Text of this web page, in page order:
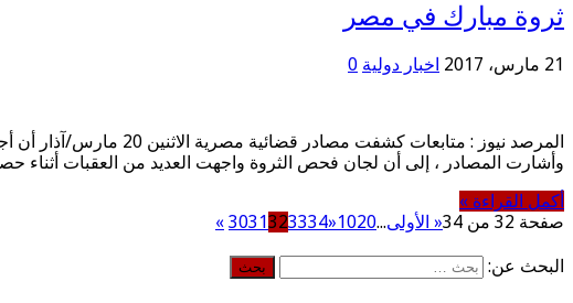
ثروة مبارك في مصر
21 مارس، 2017 اخبار دولية 0
وأشارت المصادر ، إلى أن لجان فحص الثروة واجهت العديد من العقبات أثناء
أكمل القراءة »
صفحة 32 من 34
« الأولى...
1020
«
3031323334
»
البحث عن: